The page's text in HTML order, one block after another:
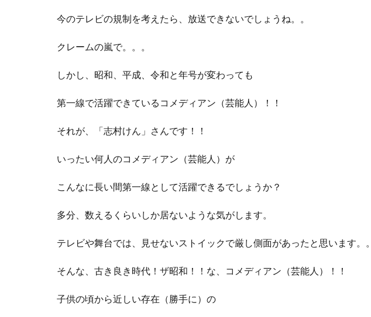
今のテレビの規制を考えたら、放送できないでしょうね。。
クレームの嵐で。。。
しかし、昭和、平成、令和と年号が変わっても
第一線で活躍できているコメディアン（芸能人）！！
それが、「志村けん」さんです！！
いったい何人のコメディアン（芸能人）が
こんなに長い間第一線として活躍できるでしょうか？
多分、数えるくらいしか居ないような気がします。
テレビや舞台では、見せないストイックで厳し側面があったと思います。。
そんな、古き良き時代！ザ昭和！！な、コメディアン（芸能人）！！
子供の頃から近しい存在（勝手に）の